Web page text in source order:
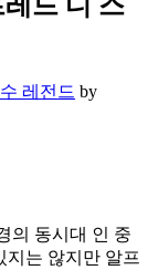
드 디 스
레전드 by
의 동시대 인 중
지는 않지만 알프